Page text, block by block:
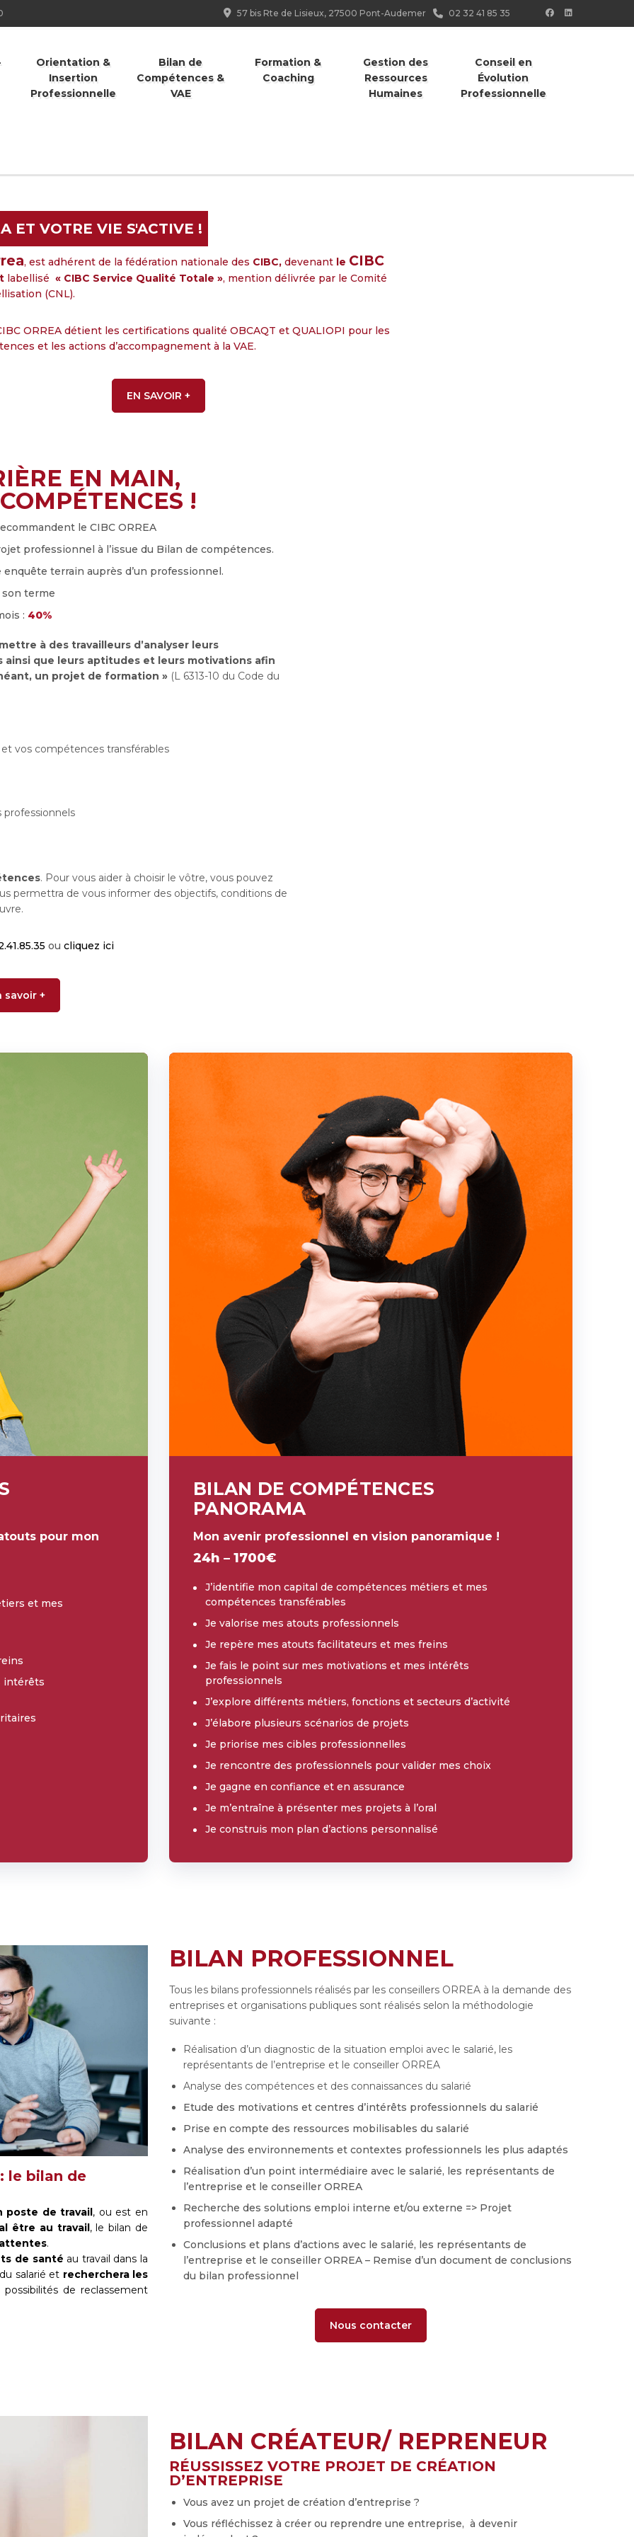
57 bis Rte de Lisieux, 27500 Pont-Audemer 02 32 41 85 35
Orientation &
Insertion
Professionnelle
Bilan de
Compétences &
VAE
Formation &
Coaching
Gestion des
Ressources
Humaines
Conseil en
Évolution
Professionnelle
ET VOTRE VIE S'ACTIVE !
, est adhérent de la fédération nationale des CIBC, devenant le CIBC
labellisé « CIBC Service Qualité Totale », mention délivrée par le Comité
(CNL).
ORREA détient les certifications qualité OBCAQT et QUALIOPI pour les
et les actions d’accompagnement à la VAE.
EN SAVOIR +
EN MAIN,
!
le CIBC ORREA
professionnel à l’issue du Bilan de compétences.
terrain auprès d’un professionnel.
terme
: 40%
à des travailleurs d’analyser leurs
que leurs aptitudes et leurs motivations afin
un projet de formation » (L 6313-10 du Code du
vos compétences transférables
. Pour vous aider à choisir le vôtre, vous pouvez
permettra de vous informer des objectifs, conditions de
ou cliquez ici
savoir +
pour mon
et mes
intérêts
BILAN DE COMPÉTENCES
PANORAMA
Mon avenir professionnel en vision panoramique !
24h – 1700€
J’identifie mon capital de compétences métiers et mes
compétences transférables
Je valorise mes atouts professionnels
Je repère mes atouts facilitateurs et mes freins
Je fais le point sur mes motivations et mes intérêts
professionnels
J’explore différents métiers, fonctions et secteurs d’activité
J’élabore plusieurs scénarios de projets
Je priorise mes cibles professionnelles
Je rencontre des professionnels pour valider mes choix
Je gagne en confiance et en assurance
Je m’entraîne à présenter mes projets à l’oral
Je construis mon plan d’actions personnalisé
le bilan de
poste de travail, ou est en
être au travail, le bilan de
.
de santé au travail dans la
salarié et recherchera les
de reclassement
BILAN PROFESSIONNEL
Tous les bilans professionnels réalisés par les conseillers ORREA à la demande des
entreprises et organisations publiques sont réalisés selon la méthodologie
suivante :
Réalisation d’un diagnostic de la situation emploi avec le salarié, les
représentants de l’entreprise et le conseiller ORREA
Analyse des compétences et des connaissances du salarié
Etude des motivations et centres d’intérêts professionnels du salarié
Prise en compte des ressources mobilisables du salarié
Analyse des environnements et contextes professionnels les plus adaptés
Réalisation d’un point intermédiaire avec le salarié, les représentants de
l’entreprise et le conseiller ORREA
Recherche des solutions emploi interne et/ou externe => Projet
professionnel adapté
Conclusions et plans d’actions avec le salarié, les représentants de
l’entreprise et le conseiller ORREA – Remise d’un document de conclusions
du bilan professionnel
Nous contacter
BILAN CRÉATEUR/ REPRENEUR
RÉUSSISSEZ VOTRE PROJET DE CRÉATION
D’ENTREPRISE
Vous avez un projet de création d’entreprise ?
Vous réfléchissez à créer ou reprendre une entreprise, à devenir